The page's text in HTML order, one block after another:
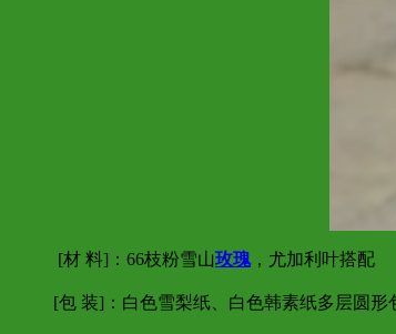
[材 料]：66枝粉雪山玫瑰，尤加利叶搭配
[包 装]：白色雪梨纸、白色韩素纸多层圆